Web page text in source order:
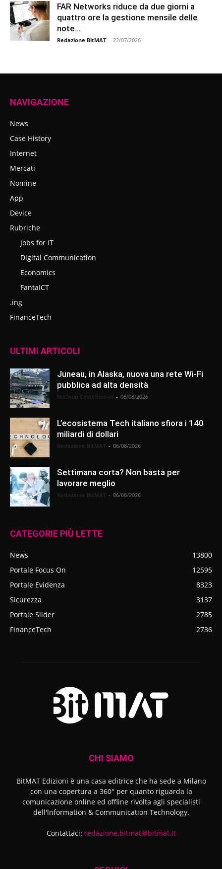
FAR Networks riduce da due giorni a
quattro ore la gestione mensile delle
note...
Redazione BitMAT - 22/07/2026
NAVIGAZIONE
News
Case History
Internet
Mercati
Nomine
App
Device
Rubriche
Jobs for IT
Digital Communication
Economics
FantaICT
.ing
FinanceTech
ULTIMI ARTICOLI
Juneau, in Alaska, nuova una rete Wi-Fi
pubblica ad alta densità
- 06/08/2026
L’ecosistema Tech italiano sfiora i 140
miliardi di dollari
- 06/08/2026
Settimana corta? Non basta per
lavorare meglio
- 06/08/2026
CATEGORIE PIÙ LETTE
News
13800
Portale Focus On
12595
Portale Evidenza
8323
Sicurezza
3137
Portale Slider
2785
FinanceTech
2736
CHI SIAMO
BitMAT Edizioni è una casa editrice che ha sede a Milano
con una copertura a 360° per quanto riguarda la
comunicazione online ed offline rivolta agli specialisti
dell'lnformation & Communication Technology.
Contattaci: redazione.bitmat@bitmat.it